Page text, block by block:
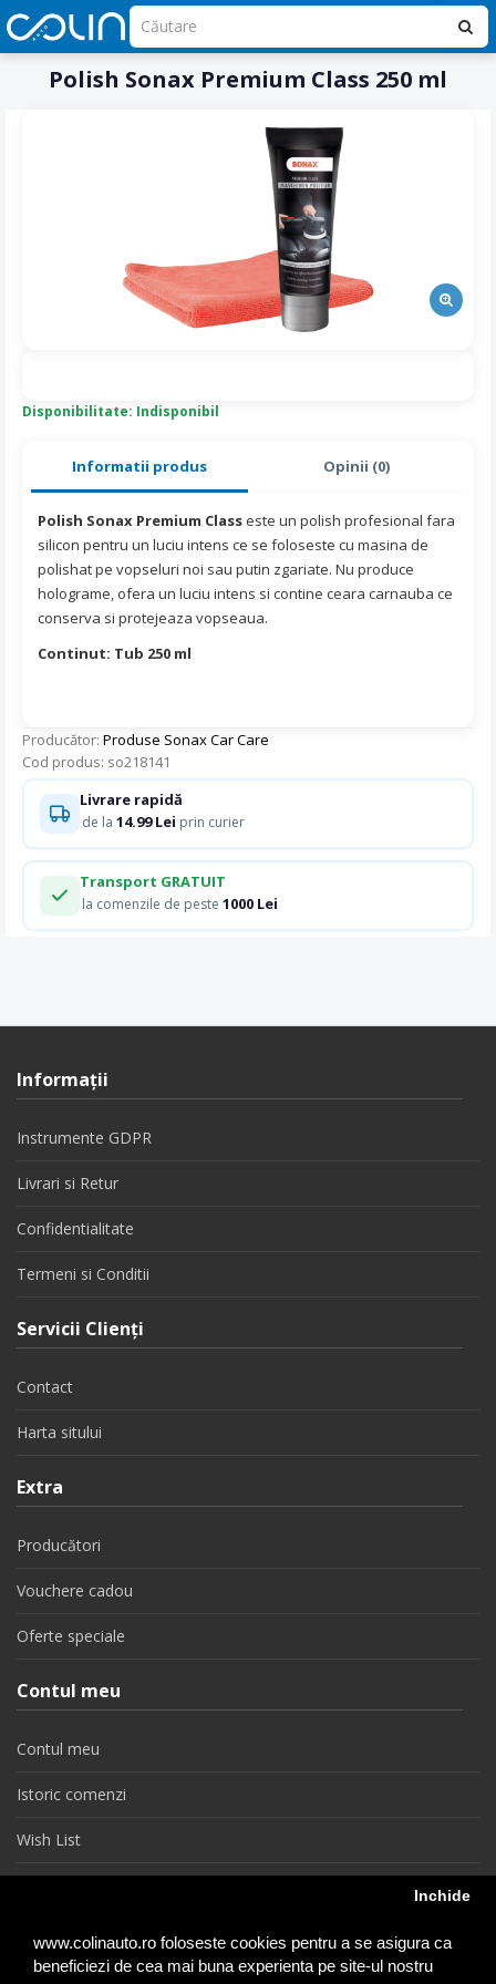
www.colinauto.ro foloseste cookies pentru a se asigura ca
beneficiezi de cea mai buna experienta pe site-ul nostru
Inchide
Polish Sonax Premium Class 250 ml
Informatii produs Opinii (0)
Polish Sonax Premium Class este un polish profesional fara
silicon pentru un luciu intens ce se foloseste cu masina de
polishat pe vopseluri noi sau putin zgariate. Nu produce
holograme, ofera un luciu intens si contine ceara carnauba ce
conserva si protejeaza vopseaua.
Continut: Tub 250 ml
Producător: Produse Sonax Car Care
Cod produs: so218141
Disponibilitate: Indisponibil
Livrare rapidă
de la 14.99 Lei prin curier
Transport GRATUIT
la comenzile de peste 1000 Lei
Informaţii
Instrumente GDPR
Livrari si Retur
Confidentialitate
Termeni si Conditii
Servicii Clienţi
Contact
Harta sitului
Extra
Producători
Vouchere cadou
Oferte speciale
Contul meu
Contul meu
Istoric comenzi
Wish List